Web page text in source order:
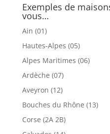
Exemples de
vous…
Ain (01)
Hautes-Alpes (05)
Alpes Maritimes (06)
Ardèche (07)
Aveyron (12)
Bouches du Rhône (13)
Corse (2A 2B)